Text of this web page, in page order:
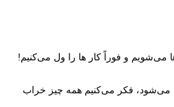
می‌شود، فکر می‌کنیم همه چیز خراب